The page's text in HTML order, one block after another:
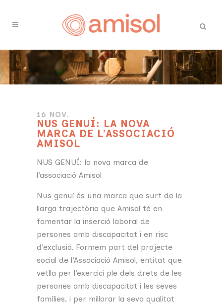
16 NOV.
NUS GENUÍ: LA NOVA
MARCA DE L’ASSOCIACIÓ
AMISOL
NUS GENUÍ: la nova marca de
l’associació Amisol
Nus genuí és una marca que surt de la
llarga trajectòria que Amisol té en
fomentar la inserció laboral de
persones amb discapacitat i en risc
d’exclusió. Formem part del projecte
social de l’Associació Amisol, entitat que
vetlla per l’exercici ple dels drets de les
persones amb discapacitat i les seves
famílies, i per millorar la seva qualitat